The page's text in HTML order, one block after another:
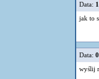
Data:
jak to
Data:
wyślij